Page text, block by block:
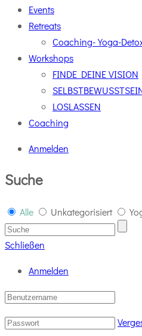
Events
Retreats
Coaching-Yoga-
Workshops
FINDE DEINE VISION
LOSLASSEN
Coaching
Anmelden
Suche
Alle Unkategorisiert
Schließen
Anmelden